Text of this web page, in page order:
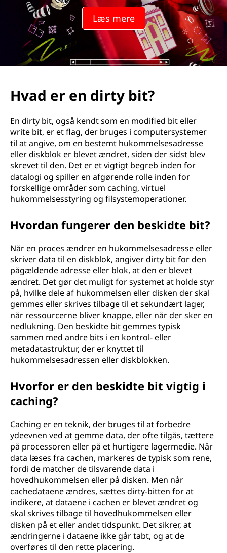
b
Læs mere
Hvad er en dirty bit?
En dirty bit, også kendt som en modified bit eller
write bit, er et flag, der bruges i computersystemer
til at angive, om en bestemt hukommelsesadresse
eller diskblok er blevet ændret, siden der sidst blev
skrevet til den. Det er et vigtigt begreb inden for
datalogi og spiller en afgørende rolle inden for
forskellige områder som caching, virtuel
hukommelsesstyring og filsystemoperationer.
Hvordan fungerer den beskidte bit?
Når en proces ændrer en hukommelsesadresse eller
skriver data til en diskblok, angiver dirty bit for den
pågældende adresse eller blok, at den er blevet
ændret. Det gør det muligt for systemet at holde styr
på, hvilke dele af hukommelsen eller disken der skal
gemmes eller skrives tilbage til et sekundært lager,
når ressourcerne bliver knappe, eller når der sker en
nedlukning. Den beskidte bit gemmes typisk
sammen med andre bits i en kontrol- eller
metadatastruktur, der er knyttet til
hukommelsesadressen eller diskblokken.
Hvorfor er den beskidte bit vigtig i
caching?
Caching er en teknik, der bruges til at forbedre
ydeevnen ved at gemme data, der ofte tilgås, tættere
på processoren eller på et hurtigere lagermedie. Når
data læses fra cachen, markeres de typisk som rene,
fordi de matcher de tilsvarende data i
hovedhukommelsen eller på disken. Men når
cachedataene ændres, sættes dirty-bitten for at
indikere, at dataene i cachen er blevet ændret og
skal skrives tilbage til hovedhukommelsen eller
disken på et eller andet tidspunkt. Det sikrer, at
ændringerne i dataene ikke går tabt, og at de
overføres til den rette placering.